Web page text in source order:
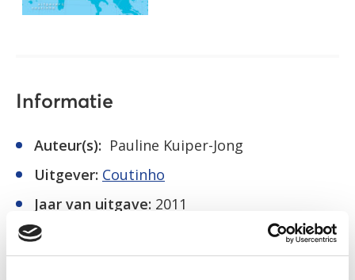
Informatie
Auteur(s): Pauline Kuiper-Jong
Uitgever: Coutinho
Jaar van uitgave: 2011
ISBN: